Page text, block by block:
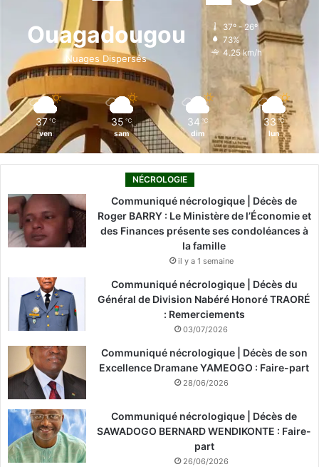
o
k
i
n
g
r
k
Ouagadougou
Nuages Dispersés
37º - 26º
73%
4.25 km/h
37 ℃
ven
35 ℃
sam
34 ℃
dim
33 ℃
lun
NÉCROLOGIE
Communiqué nécrologique | Décès de
Roger BARRY : Le Ministère de l’Économie et
des Finances présente ses condoléances à
la famille
il y a 1 semaine
Communiqué nécrologique | Décès du
Général de Division Nabéré Honoré TRAORÉ
: Remerciements
03/07/2026
Communiqué nécrologique | Décès de son
Excellence Dramane YAMEOGO : Faire-part
28/06/2026
Communiqué nécrologique | Décès de
SAWADOGO BERNARD WENDIKONTE : Faire-
part
26/06/2026